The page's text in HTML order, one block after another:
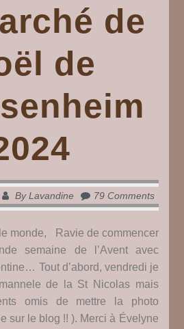
de
de
ByLavandine 79 Comments
monde, Ravie de commencer
semaine de l’Avent avec
Tout d’abord, vendredi je
de la St Nicolas mais
omis de mettre la photo
sur le blog !! ). Merci à Évelyne